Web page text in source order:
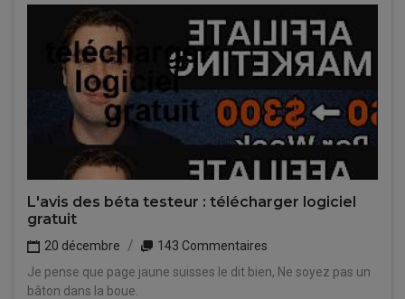
L'avis des béta testeur : télécharger logiciel
gratuit
20 décembre
143 Commentaires
Je pense que page jaune suisses le dit bien, Ne soyez pas un
bâton dans la boue.